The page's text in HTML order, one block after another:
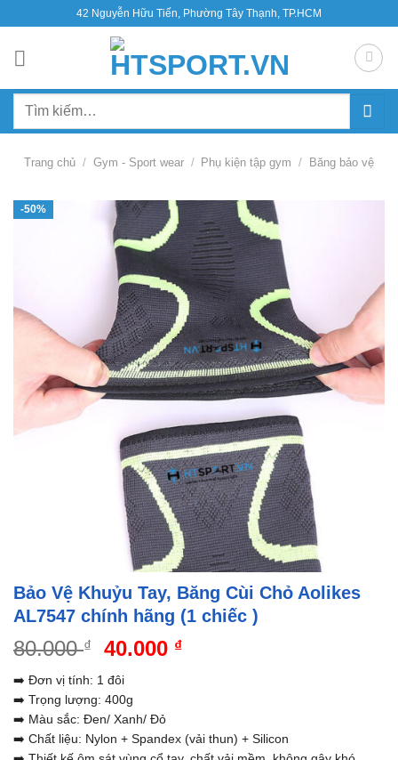
nội
42 Nguyễn Hữu Tiến, Phường Tây Thạnh, TP.HCM
Tìm
Trang chủ / Gym - Sport wear / Phụ kiện tập gym / Băng bảo vệ
-50%
Bảo Vệ Khuỷu Tay, Băng Cùi Chỏ Aolikes
AL7547 chính hãng (1 chiếc )
80.000₫
Giá
là:
80.000 ₫.
40.000 ₫Giá
40.000 ₫.
➡️ Đơn vị tính: 1 đôi
➡️ Trọng lượng: 400g
➡️ Màu sắc: Đen/ Xanh/ Đỏ
➡️ Chất liệu: Nylon + Spandex (vải thun) + Silicon